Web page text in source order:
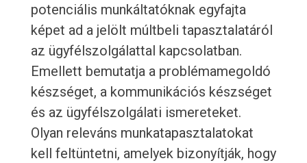
potenciális munkáltatóknak egyfajta
képet ad a jelölt múltbeli tapasztalatáról
az ügyfélszolgálattal kapcsolatban.
Emellett bemutatja a problémamegoldó
készséget, a kommunikációs készséget
és az ügyfélszolgálati ismereteket.
Olyan releváns munkatapasztalatokat
kell feltüntetni, amelyek bizonyítják, hogy